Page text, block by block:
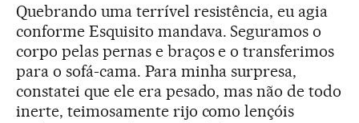
Quebrando uma terrível resistência, eu agia
conforme Esquisito mandava. Seguramos o
corpo pelas pernas e braços e o transferimos
para o sofá-cama. Para minha surpresa,
constatei que ele era pesado, mas não de todo
inerte, teimosamente rijo como lençóis